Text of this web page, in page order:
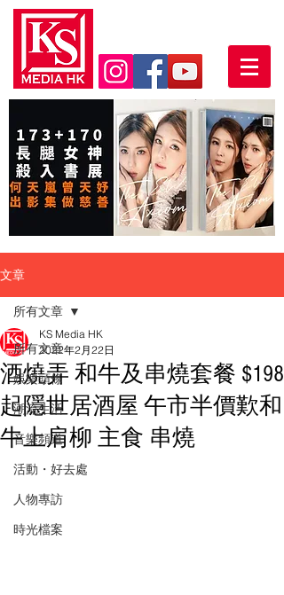
文章
所有文章
娛樂頭條
潮流生活
音樂頻道
活動・好去處
人物專訪
時光檔案
所有文章
酒燒弄 和牛及串燒套餐 $198
起隱世居酒屋 午市半價歎和
牛上肩柳 主食 串燒
KS Media HK
2022年2月22日